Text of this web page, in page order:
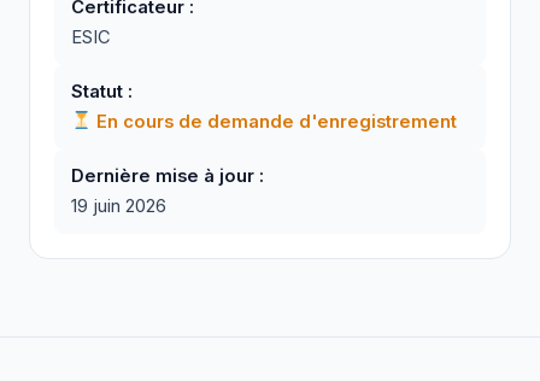
Certificateur :
ESIC
Statut :
En cours de demande d'enregistrement
Dernière mise à jour :
19 juin 2026